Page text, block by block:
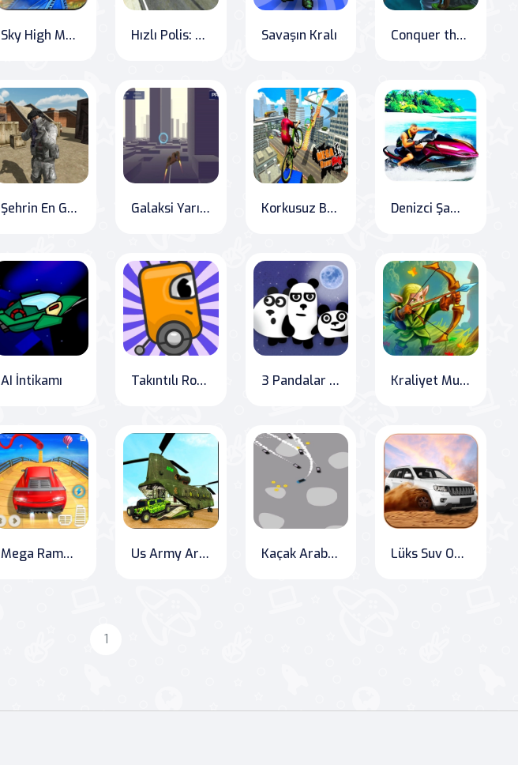
Sky High Monster Truck Madness Hızlı Polis: Şehir Savaşı Savaşın Kralı Conquer the Cursed Kingdom: Rise of Royal Heroes
Şehrin En Güçlü Harekatı 2020 Galaksi Yarışı: Uzay Gemisi Macerası Korkusuz BMX Sürücü: İmkansız Akrobasi Yarışı Denizci Şampiyon Kulübü Yarışı: Jet Ski Motor Yarışı
AI İntikamı Takıntılı Robot 3 Pandalar 2: Gece Kraliyet Muhafızları
Mega Ramp Araba Yarışı Gösterileri GT 2020 Us Army Araçları Nakliye Simülatörü Kaçak Araba Polis Kovalamaca Oyunu Lüks Suv Offroad Prado Sürme Oyunu
1